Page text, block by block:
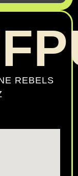
REBELS